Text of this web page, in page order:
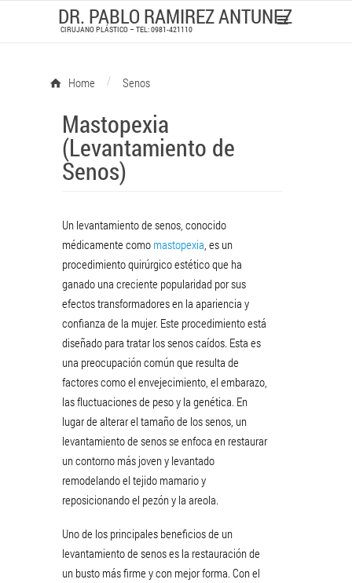
DR. PABLO RAMIREZ ANTUNEZ
CIRUJANO PLÁSTICO – TEL: 0981-421110
Home / Senos
Mastopexia
(Levantamiento de
Senos)
Un levantamiento de senos, conocido
médicamente como mastopexia , es un
procedimiento quirúrgico estético que ha
ganado una creciente popularidad por sus
efectos transformadores en la apariencia y
confianza de la mujer. Este procedimiento está
diseñado para tratar los senos caídos. Esta es
una preocupación común que resulta de
factores como el envejecimiento, el embarazo,
las fluctuaciones de peso y la genética. En
lugar de alterar el tamaño de los senos, un
levantamiento de senos se enfoca en restaurar
un contorno más joven y levantado
remodelando el tejido mamario y
reposicionando el pezón y la areola.
Uno de los principales beneficios de un
levantamiento de senos es la restauración de
un busto más firme y con mejor forma. Con el